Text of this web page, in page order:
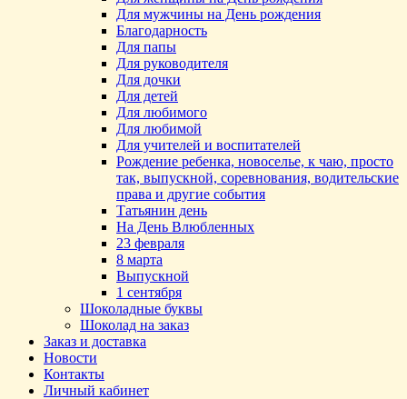
Для мужчины на День рождения
Благодарность
Для папы
Для руководителя
Для дочки
Для детей
Для любимого
Для любимой
Для учителей и воспитателей
Рождение ребенка, новоселье, к чаю, просто
так, выпускной, соревнования, водительские
права и другие события
Татьянин день
На День Влюбленных
23 февраля
8 марта
Выпускной
1 сентября
Шоколадные буквы
Шоколад на заказ
Заказ и доставка
Новости
Контакты
Личный кабинет